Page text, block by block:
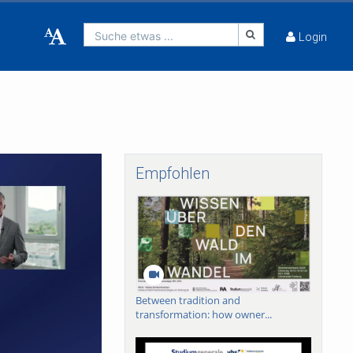
Suche etwas ... Login
Empfohlen
Between tradition and
transformation: how owner...